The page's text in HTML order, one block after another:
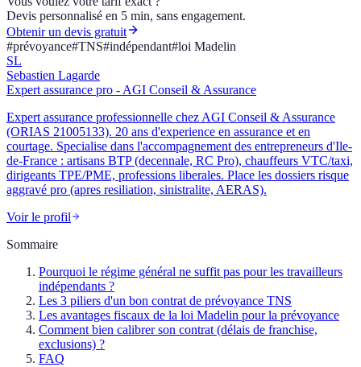
Devis personnalisé en 5 min, sans engagement.
Obtenir un devis gratuit
#prévoyance#TNS#indépendant#loi Madelin
SL
Sebastien Lagarde
Expert assurance pro - AGI Conseil & Assurance
Expert assurance professionnelle chez AGI Conseil & Assurance
(ORIAS 21005133). 20 ans d'experience en assurance et en
courtage. Specialise dans l'accompagnement des entrepreneurs d'Ile-
de-France : artisans BTP (decennale, RC Pro), chauffeurs VTC/taxi,
dirigeants TPE/PME, professions liberales. Place les dossiers risque
aggravé pro (apres resiliation, sinistralite, AERAS).
Voir le profil
Sommaire
Pourquoi le régime général ne suffit pas pour les travailleurs
indépendants ?
Les 3 piliers d'un bon contrat de prévoyance TNS
Les avantages fiscaux de la loi Madelin pour la prévoyance
Comment bien calibrer son contrat (délais de franchise,
exclusions) ?
FAQ